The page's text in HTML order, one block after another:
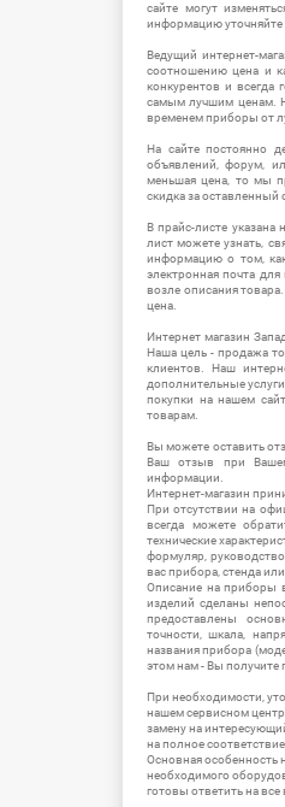
сайте могут
информацию уточняйте
Ведущий интернет-
соотношению цена и
конкурентов и
самым лучшим ценам.
временем приборы от
На сайте постоянно
объявлений, форум,
меньшая цена, то мы
скидка за
В прайс-листе
лист можете узнать,
информацию о том,
электронная почта
возле описания
цена.
Интернет магазин
Наша цель - продажа
клиентов. Наш
дополнительные
покупки на нашем
товарам.
Вы можете оставить
Ваш отзыв при Вашем
информации.
Интернет-магазин
При отсутствии на
всегда можете
технические
формуляр,
вас прибора, стенда или
Описание на приборы
изделий сделаны
предоставлены
точности, шкала,
названия прибора
этом нам - Вы получите
При необходимости,
нашем сервисном
замену на
на полное
Основная особенность
необходимого
готовы ответить на